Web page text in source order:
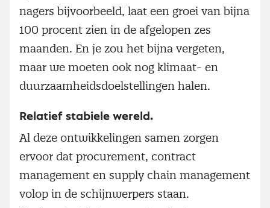
nagers bijvoorbeeld, laat een groei van bijna
100 procent zien in de afgelopen zes
maanden. En je zou het bijna vergeten,
maar we moeten ook nog klimaat- en
duurzaamheidsdoelstellingen halen.
Relatief stabiele wereld.
Al deze ontwikkelingen samen zorgen
ervoor dat procurement, contract
management en supply chain management
volop in de schijnwerpers staan.